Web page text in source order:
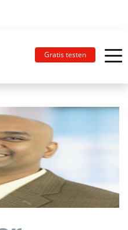
Gratis testen